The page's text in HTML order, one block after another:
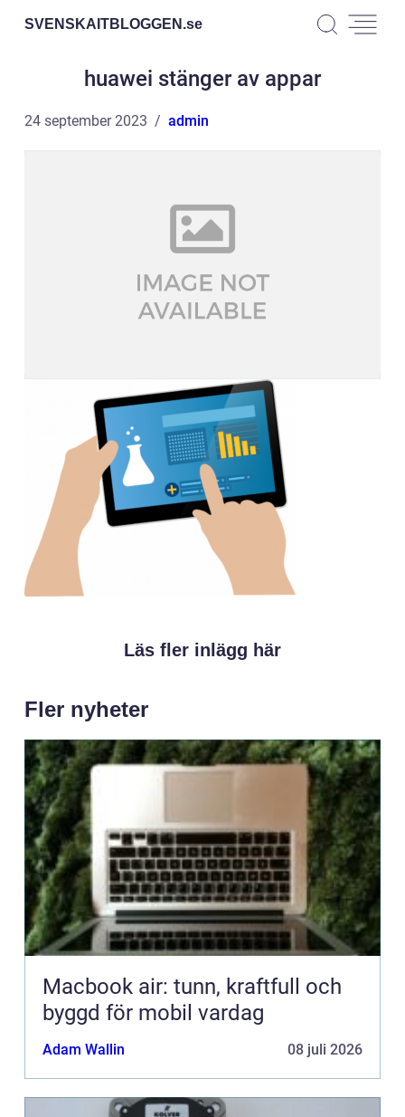
SVENSKAITBLOGGEN.se
huawei stänger av appar
24 september 2023 admin
Läs fler inlägg här
Fler nyheter
Macbook air: tunn, kraftfull och
byggd för mobil vardag
Adam Wallin 08 juli 2026